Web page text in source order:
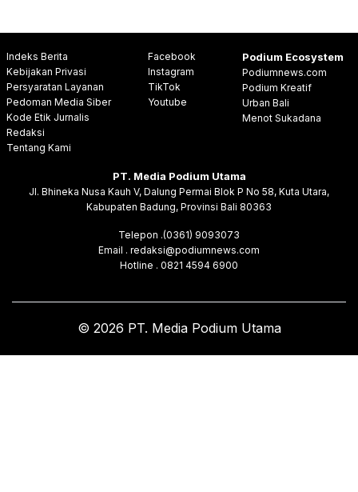
Indeks Berita
Kebijakan Privasi
Persyaratan Layanan
Pedoman Media Siber
Kode Etik Jurnalis
Redaksi
Tentang Kami
Facebook
Instagram
TikTok
Youtube
Podium Ecosystem
Podiumnews.com
Podium Kreatif
Urban Bali
Menot Sukadana
PT. Media Podium Utama
Jl. Bhineka Nusa Kauh V, Dalung Permai Blok P No 58, Kuta Utara,
Kabupaten Badung, Provinsi Bali 80363
Telepon .(0361) 9093073
Email . redaksi@podiumnews.com
Hotline . 0821 4594 6900
© 2026 PT. Media Podium Utama